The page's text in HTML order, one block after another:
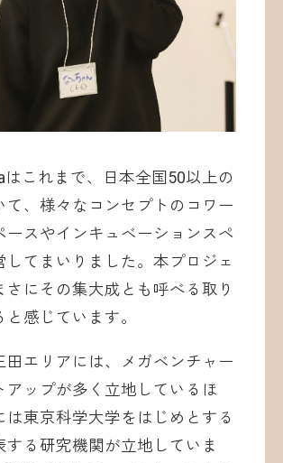
これまで、日本全国50以上の
て、様々なコンセプトのコワー
ースやインキュベーションスペ
してまいりました。本プロジェ
さにその集大成とも呼べる取り
感じています。
エリアには、メガベンチャー
アップが多く立地しているほ
は東京科学大学をはじめとする
する研究機関が立地していま